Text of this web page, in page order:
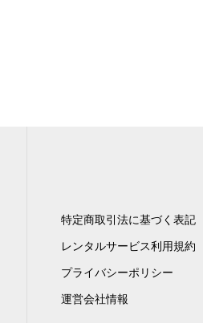
特定商取引法に基づく表記
レンタルサービス利用規約
プライバシーポリシー
運営会社情報